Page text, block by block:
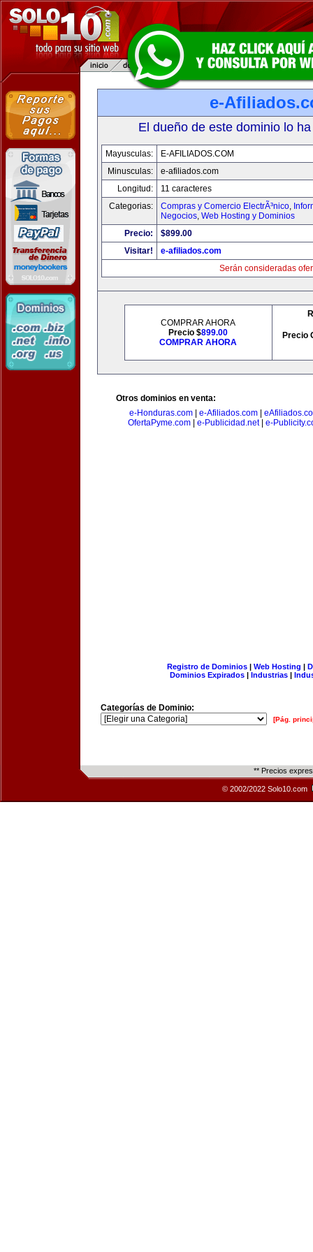
e-
El dueño de este dominio lo
Mayusculas:
E-AFILIADOS.COM
Minusculas:
e-afiliados.com
Longitud:
11 caracteres
Categorias:
Compras y Comercio ElectrÃ³nico,
Negocios, Web Hosting y Dominios
Precio:
$899.00
Visitar!
e-afiliados.com
Serán consideradas
COMPRAR AHORA
Precio $899.00
COMPRAR AHORA
Precio
Otros dominios en venta:
e-Honduras.com| e-Afiliados.com|
OfertaPyme.com| e-Publicidad.net| e-
Registro de Dominios| Web Hosting |
Dominios Expirados | Industrias |
Categorías de Dominio:
[Pág.
** Precios
© 2002/2022 Solo10.com